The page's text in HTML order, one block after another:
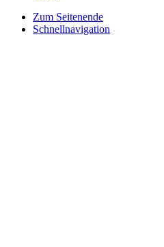
Zum Seitenende
Schnellnavigation